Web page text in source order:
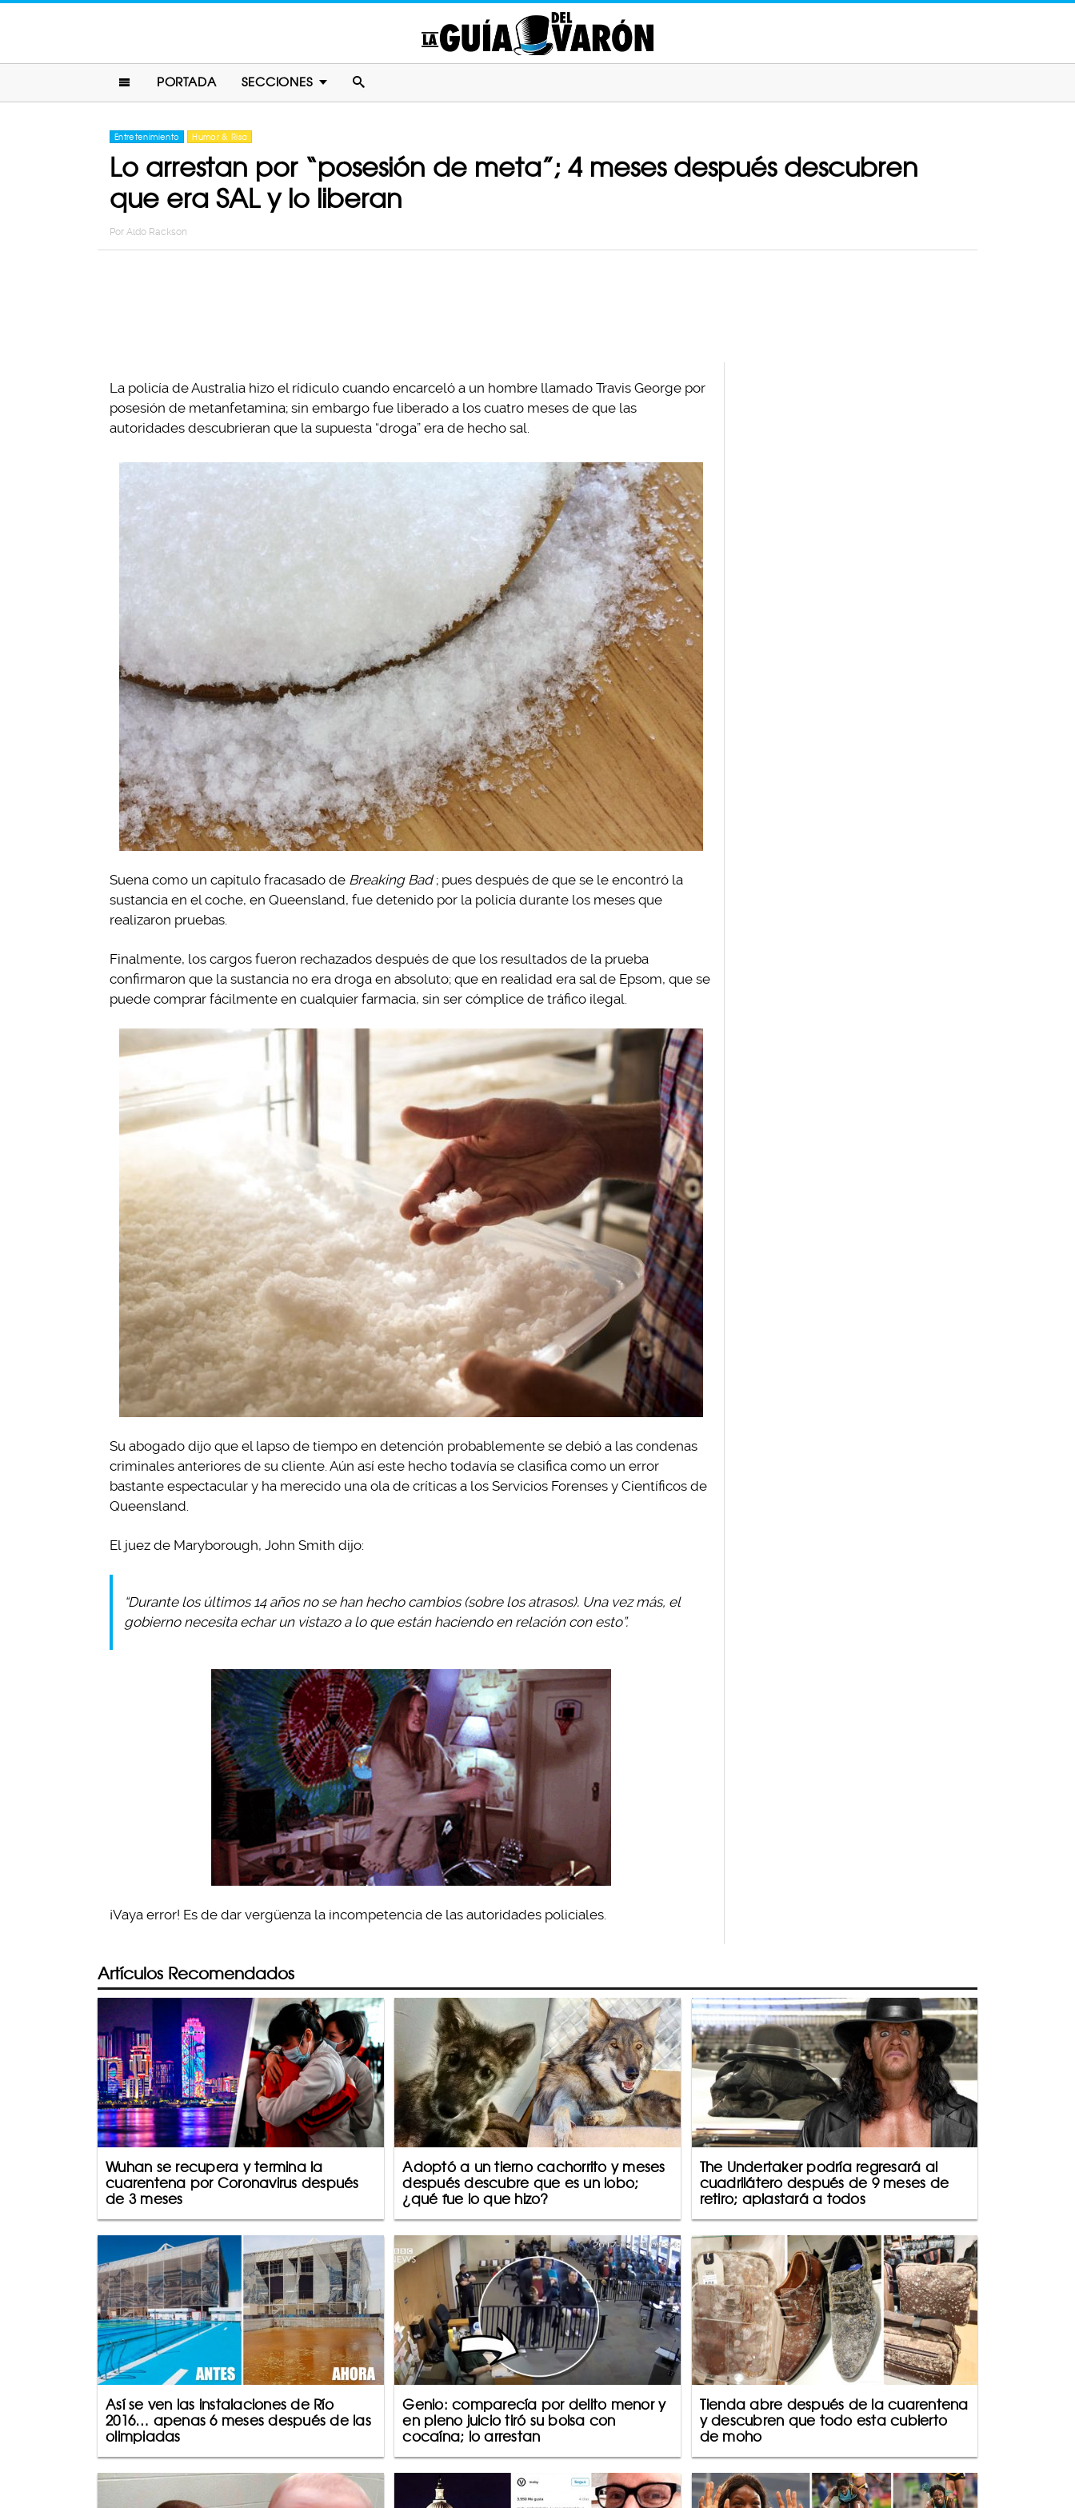
PORTADA SECCIONES
Entretenimiento Humor & Risa
Lo arrestan por “posesión de meta”; 4 meses después descubren
que era SAL y lo liberan
Por Aldo Rackson
La policía de Australia hizo el rídiculo cuando encarceló a un hombre llamado Travis George por
posesión de metanfetamina; sin embargo fue liberado a los cuatro meses de que las
autoridades descubrieran que la supuesta “droga” era de hecho sal.
Suena como un capítulo fracasado de Breaking Bad ; pues después de que se le encontró la
sustancia en el coche, en Queensland, fue detenido por la policía durante los meses que
realizaron pruebas.
Finalmente, los cargos fueron rechazados después de que los resultados de la prueba
confirmaron que la sustancia no era droga en absoluto; que en realidad era sal de Epsom, que se
puede comprar fácilmente en cualquier farmacia, sin ser cómplice de tráfico ilegal.
Su abogado dijo que el lapso de tiempo en detención probablemente se debió a las condenas
criminales anteriores de su cliente. Aún así este hecho todavía se clasifica como un error
bastante espectacular y ha merecido una ola de críticas a los Servicios Forenses y Científicos de
Queensland.
El juez de Maryborough, John Smith dijo:
“Durante los últimos 14 años no se han hecho cambios (sobre los atrasos). Una vez más, el
gobierno necesita echar un vistazo a lo que están haciendo en relación con esto”.
¡Vaya error! Es de dar vergüenza la incompetencia de las autoridades policiales.
Artículos Recomendados
Wuhan se recupera y termina la
cuarentena por Coronavirus después
de 3 meses
Adoptó a un tierno cachorrito y meses
después descubre que es un lobo;
¿qué fue lo que hizo?
The Undertaker podría regresará al
cuadrilátero después de 9 meses de
retiro; aplastará a todos
Así se ven las instalaciones de Río
2016… apenas 6 meses después de las
olimpiadas
Genio: comparecía por delito menor y
en pleno juicio tiró su bolsa con
cocaína; lo arrestan
Tienda abre después de la cuarentena
y descubren que todo esta cubierto
de moho